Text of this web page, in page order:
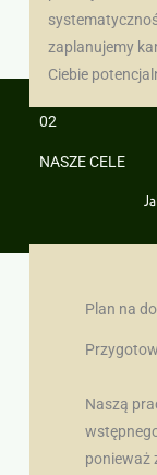
zaplanujemy
Ciebie
02
NASZE CELE
Plan na
Naszą
ponieważ